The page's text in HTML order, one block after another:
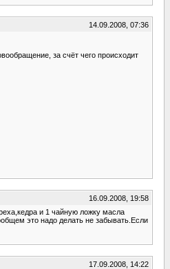
14.09.2008, 07:36
за счёт чего происходит
16.09.2008, 19:58
и 1 чайную ложку масла
это надо делать не забывать.Если
17.09.2008, 14:22